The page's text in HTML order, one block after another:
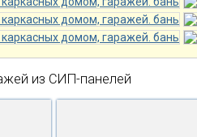
из СИП-панелей